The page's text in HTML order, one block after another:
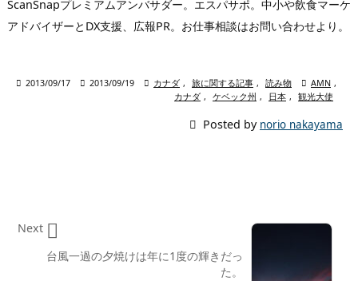
ScanSnapプレミアムアンバサダー。エスパサポ。中小や飲食マーケ
アドバイザーとDX支援、広報PR。お仕事相談はお問い合わせより。
 2013/09/17  2013/09/19  カナダ , 旅に関する記事 , 読み物  AMN ,
カナダ , ケベック州 , 日本 , 観光大使
 Posted by norio nakayama
台風一過の夕焼けは年に1度の輝きだっ
た。

Next